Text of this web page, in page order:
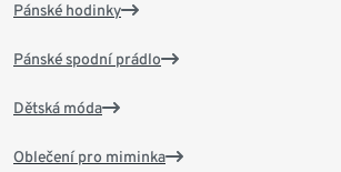
Pánské hodinky
Pánské spodní prádlo
Dětská móda
Oblečení pro miminka